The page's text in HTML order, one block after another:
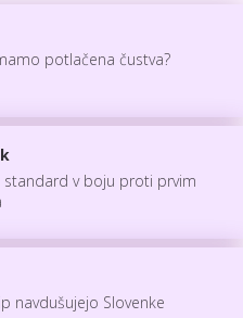
potlačena čustva?
standard v boju proti prvim
navdušujejo Slovenke